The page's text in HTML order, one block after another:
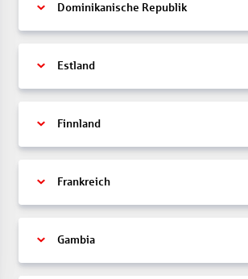
Dominikanische Republik
Estland
Finnland
Frankreich
Gambia